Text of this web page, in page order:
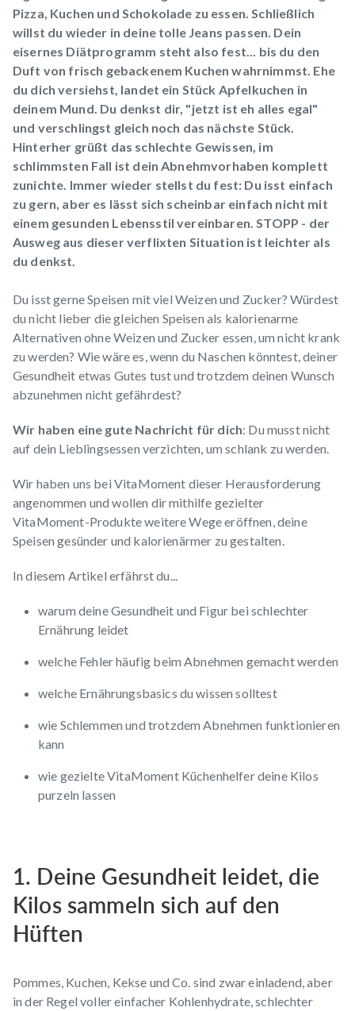
Pizza, Kuchen und Schokolade zu essen. Schließlich
willst du wieder in deine tolle Jeans passen. Dein
eisernes Diätprogramm steht also fest... bis du den
Duft von frisch gebackenem Kuchen wahrnimmst. Ehe
du dich versiehst, landet ein Stück Apfelkuchen in
deinem Mund. Du denkst dir, "jetzt ist eh alles egal"
und verschlingst gleich noch das nächste Stück.
Hinterher grüßt das schlechte Gewissen, im
schlimmsten Fall ist dein Abnehmvorhaben komplett
zunichte. Immer wieder stellst du fest: Du isst einfach
zu gern, aber es lässt sich scheinbar einfach nicht mit
einem gesunden Lebensstil vereinbaren. STOPP - der
Ausweg aus dieser verflixten Situation ist leichter als
du denkst.
Du isst gerne Speisen mit viel Weizen und Zucker? Würdest
du nicht lieber die gleichen Speisen als kalorienarme
Alternativen ohne Weizen und Zucker essen, um nicht krank
zu werden? Wie wäre es, wenn du Naschen könntest, deiner
Gesundheit etwas Gutes tust und trotzdem deinen Wunsch
abzunehmen nicht gefährdest?
Wir haben eine gute Nachricht für dich: Du musst nicht
auf dein Lieblingsessen verzichten, um schlank zu werden.
Wir haben uns bei VitaMoment dieser Herausforderung
angenommen und wollen dir mithilfe gezielter
VitaMoment-Produkte weitere Wege eröffnen, deine
Speisen gesünder und kalorienärmer zu gestalten.
In diesem Artikel erfährst du...
warum deine Gesundheit und Figur bei schlechter
Ernährung leidet
welche Fehler häufig beim Abnehmen gemacht werden
welche Ernährungsbasics du wissen solltest
wie Schlemmen und trotzdem Abnehmen funktionieren
kann
wie gezielte VitaMoment Küchenhelfer deine Kilos
purzeln lassen
1. Deine Gesundheit leidet, die
Kilos sammeln sich auf den
Hüften
Pommes, Kuchen, Kekse und Co. sind zwar einladend, aber
in der Regel voller einfacher Kohlenhydrate, schlechter